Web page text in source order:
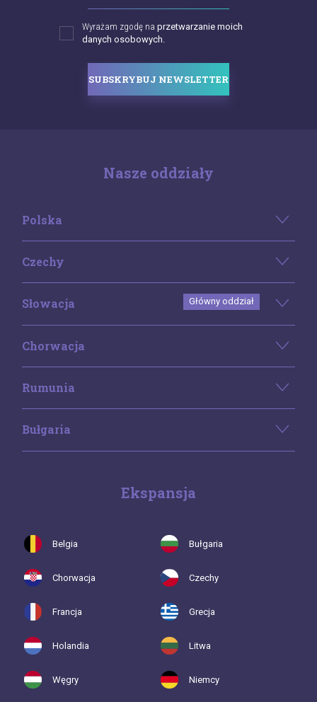
Wyrażam zgodę na przetwarzanie moich
danych osobowych.
SUBSKRYBUJ NEWSLETTER
Nasze oddziały
Polska
Czechy
Słowacja Główny oddział
Chorwacja
Rumunia
Bułgaria
Ekspansja
Belgia Bułgaria
Chorwacja Czechy
Francja Grecja
Holandia Litwa
Węgry Niemcy